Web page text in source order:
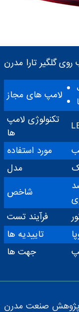
گلگیر تارا مدرن
لامپ های مجاز
تکنولوژی لامپ
ها
مورد استفاده
مدل
شاخص
فرآیند تست
تاییدیه ها
جهت ها
پژوهش صنعت مدرن